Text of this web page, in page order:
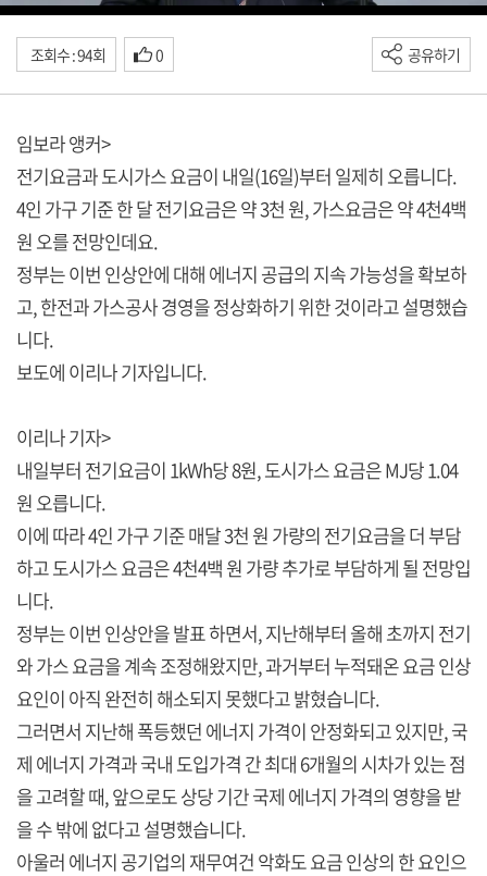
조회수 : 94회 0 공유하기
임보라 앵커>
전기요금과 도시가스 요금이 내일(16일)부터 일제히 오릅니다.
4인 가구 기준 한 달 전기요금은 약 3천 원, 가스요금은 약 4천4백
원 오를 전망인데요.
정부는 이번 인상안에 대해 에너지 공급의 지속 가능성을 확보하
고, 한전과 가스공사 경영을 정상화하기 위한 것이라고 설명했습
니다.
보도에 이리나 기자입니다.
이리나 기자>
내일부터 전기요금이 1kWh당 8원, 도시가스 요금은 MJ당 1.04
원 오릅니다.
이에 따라 4인 가구 기준 매달 3천 원 가량의 전기요금을 더 부담
하고 도시가스 요금은 4천4백 원 가량 추가로 부담하게 될 전망입
니다.
정부는 이번 인상안을 발표 하면서, 지난해부터 올해 초까지 전기
와 가스 요금을 계속 조정해왔지만, 과거부터 누적돼온 요금 인상
요인이 아직 완전히 해소되지 못했다고 밝혔습니다.
그러면서 지난해 폭등했던 에너지 가격이 안정화되고 있지만, 국
제 에너지 가격과 국내 도입가격 간 최대 6개월의 시차가 있는 점
을 고려할 때, 앞으로도 상당 기간 국제 에너지 가격의 영향을 받
을 수 밖에 없다고 설명했습니다.
아울러 에너지 공기업의 재무여건 악화도 요금 인상의 한 요인으